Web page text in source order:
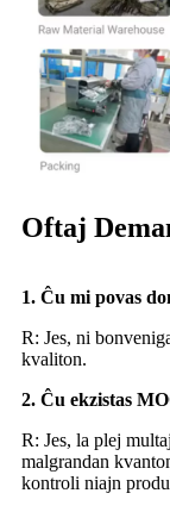
Oftaj
1. Ĉu mi povas
R: Jes, ni
kvaliton.
2. Ĉu ekzistas
R: Jes, la plej
malgrandan
kontroli niajn